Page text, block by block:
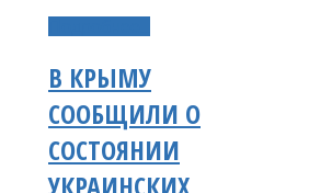
В КРЫМУ
СООБЩИЛИ О
СОСТОЯНИИ
УКРАИНСКИХ